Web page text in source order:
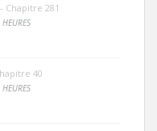
Chapitre 281
40